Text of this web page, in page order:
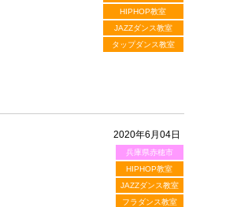
HIPHOP教室
JAZZダンス教室
タップダンス教室
2020年6月04日
兵庫県赤穂市
HIPHOP教室
JAZZダンス教室
フラダンス教室